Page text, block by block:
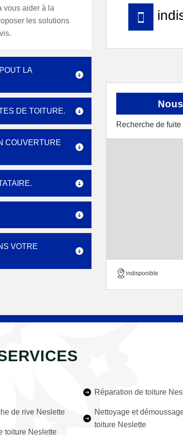
vous aider à la
les solutions
LA
DE TOITURE.
COUVERTURE
VOTRE
Recherche de
indisponible
de rive Neslette
toiture Neslette
Réparation de toiture
Nettoyage et
toiture Neslette